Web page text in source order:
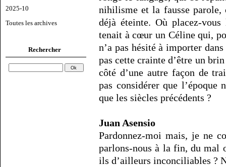
2025-10
Toutes les archives
Rechercher
nihilisme et la fausse parole,
déjà éteinte. Où placez-
tenait à cœur un Céline qui,
n’a pas hésité à importer
pas cette crainte d’être un
côté d’une autre façon de
pas considérer que
que les siècles précédents ?
Juan Asensio
Pardonnez-moi mais, je ne
parlons-nous à la fin, du mal
ils d’ailleurs inconciliables ?